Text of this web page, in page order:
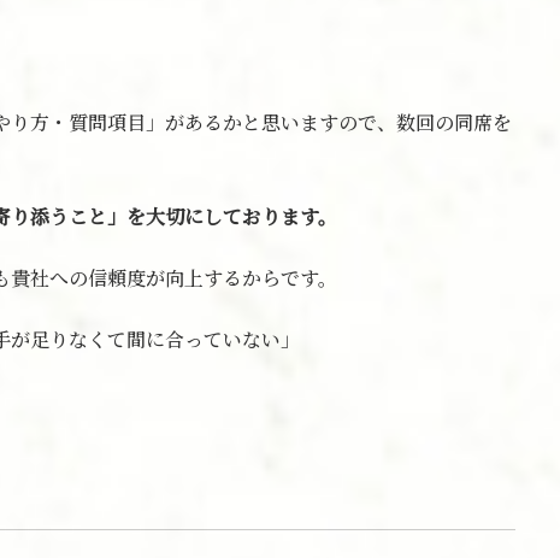
り方・質問項目」があるかと思いますので、数回の同席を
添うこと」を大切にしております。
社への信頼度が向上するからです。
足りなくて間に合っていない」